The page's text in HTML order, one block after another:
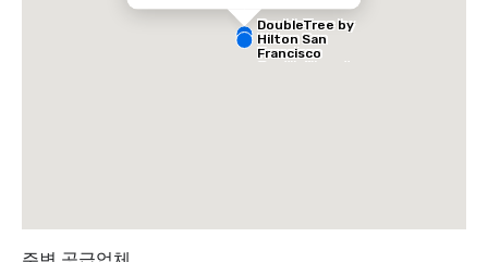
DoubleTree by
Hilton San
Francisco